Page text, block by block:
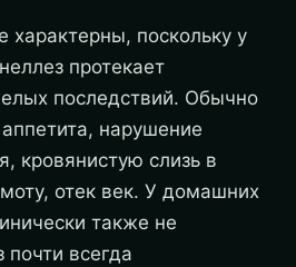
характерны, поскольку у
протекает
последствий. Обычно
нарушение
кровянистую слизь в
отек век. У домашних
также не
почти всегда